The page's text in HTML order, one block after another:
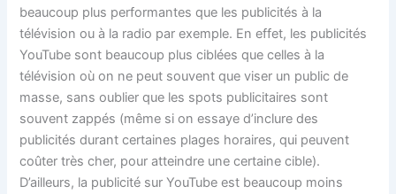
beaucoup plus performantes que les publicités à la
télévision ou à la radio par exemple. En effet, les publicités
YouTube sont beaucoup plus ciblées que celles à la
télévision où on ne peut souvent que viser un public de
masse, sans oublier que les spots publicitaires sont
souvent zappés (même si on essaye d’inclure des
publicités durant certaines plages horaires, qui peuvent
coûter très cher, pour atteindre une certaine cible).
D’ailleurs, la publicité sur YouTube est beaucoup moins